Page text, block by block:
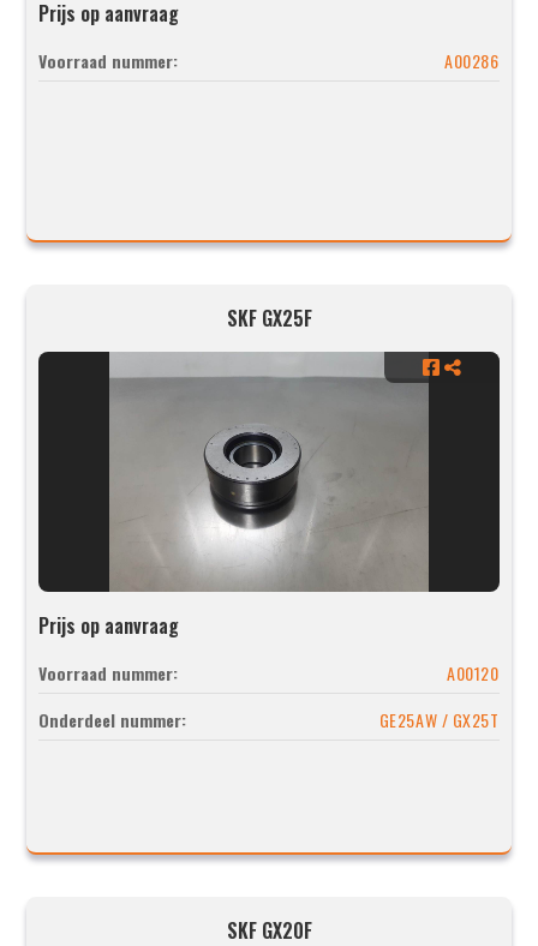
Prijs op aanvraag
Voorraad nummer: A00286
SKF GX25F
Prijs op aanvraag
Voorraad nummer:
A00120
Onderdeel nummer:
GE25AW / GX25T
SKF GX20F